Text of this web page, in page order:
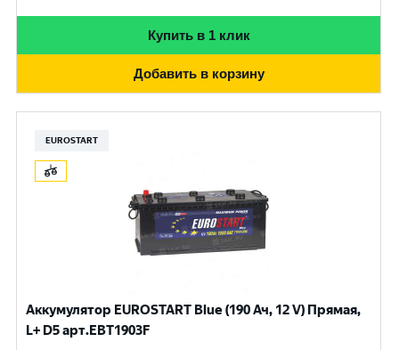
Купить в 1 клик
Добавить в корзину
EUROSTART
Аккумулятор EUROSTART Blue (190 Ач, 12 V) Прямая,
L+ D5 арт.EBT1903F